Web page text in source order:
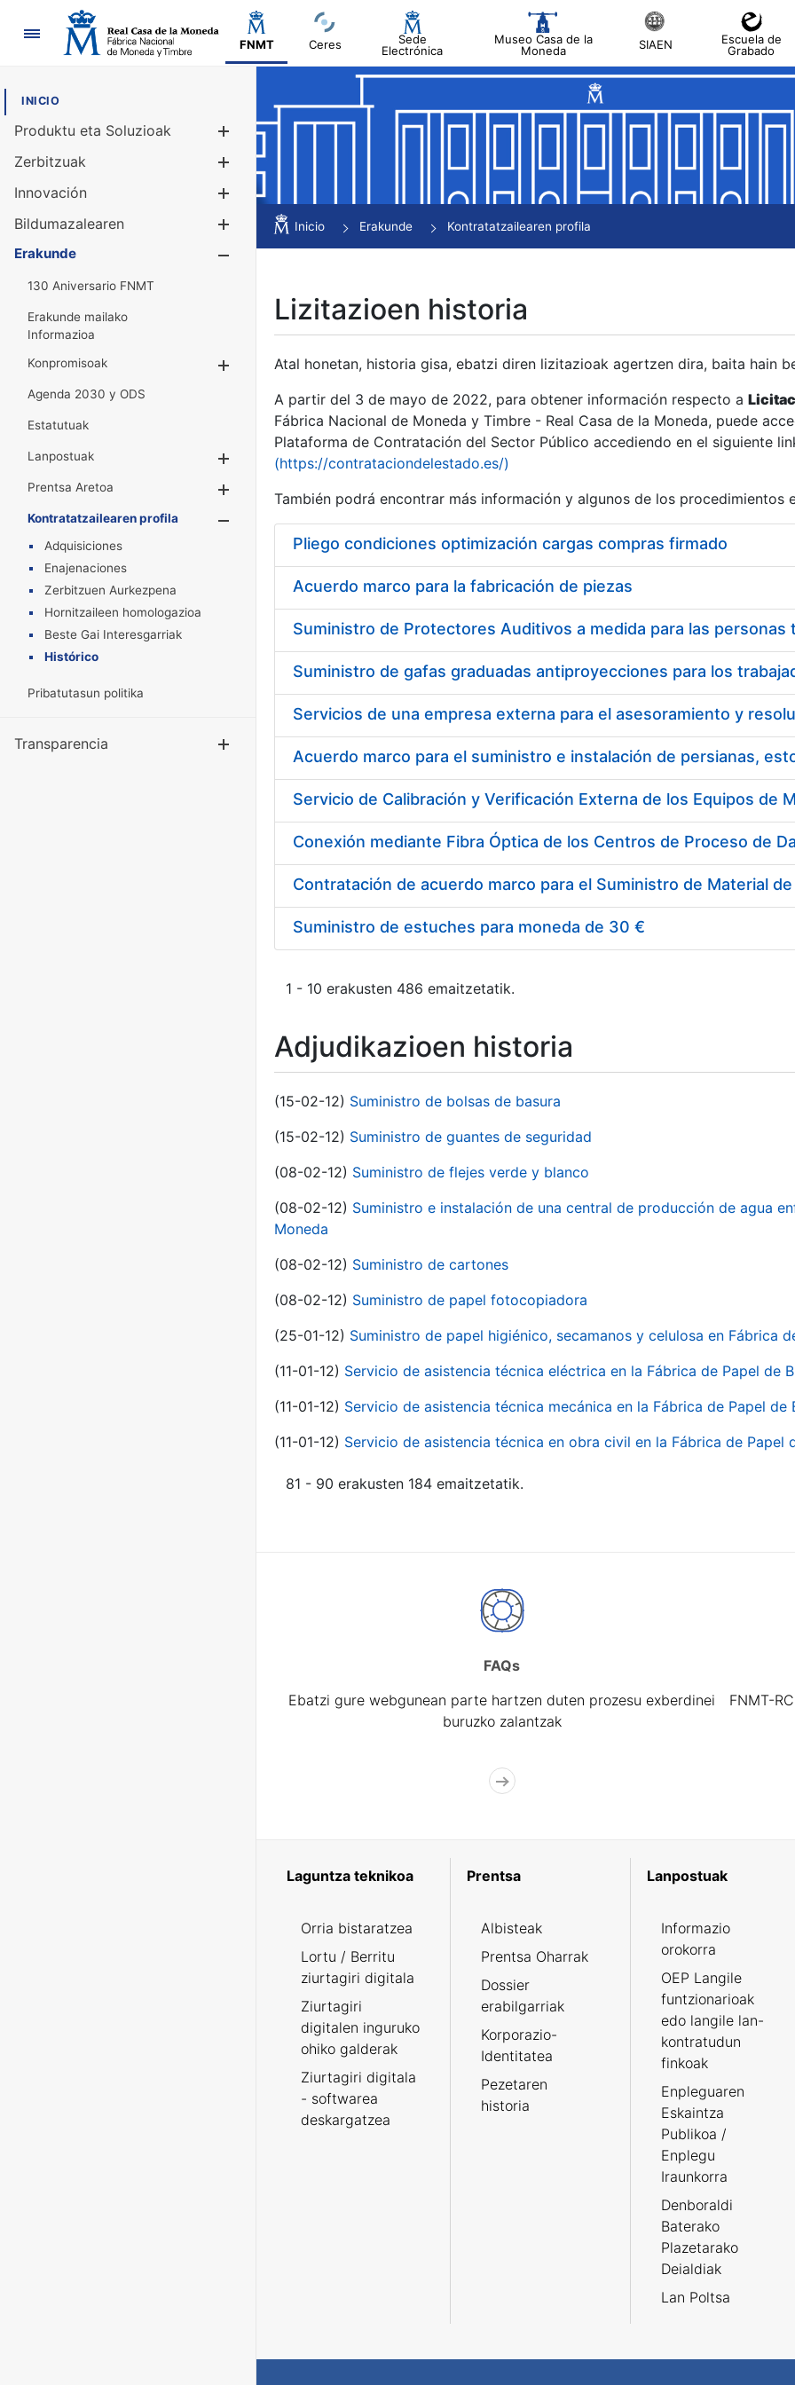
Nabigazioa
FNMT Ceres
Sede
Electrónica
Museo Casa de la
Moneda
SIAEN
Escuela de
Grabado
INICIO
Produktu eta Soluzioak
Erakutsi/Ezkutatu
Zerbitzuak
Innovación
Bildumazalearen
Erakutsi/Ezkutatu
Erakunde
130 Aniversario FNMT
Erakunde mailako
Informazioa
Konpromisoak
Erakutsi/Ezkutatu
Agenda 2030 y ODS
Estatutuak
Lanpostuak
Erakutsi/Ezkutatu
Prentsa Aretoa
Erakutsi/Ezkutatu
Kontratatzailearen profila
Erakutsi/Ezkutatu
Adquisiciones
Enajenaciones
Zerbitzuen Aurkezpena
Hornitzaileen homologazioa
Beste Gai Interesgarriak
Histórico
Pribatutasun politika
Transparencia Erakutsi/Ezkutatu
Inicio Erakunde Kontratatzailearen profila
Lizitazioen historia
Atal honetan, historia gisa, ebatzi diren lizitazioak agertzen dira, baita hain
A partir del 3 de mayo de 2022, para obtener información respecto a
Fábrica Nacional de Moneda y Timbre - Real Casa de la Moneda, puede
Plataforma de Contratación del Sector Público accediendo en el siguiente
(https://contrataciondelestado.es/)
También podrá encontrar más información y algunos de los procedimientos
Pliego condiciones optimización cargas compras firmado
Acuerdo marco para la fabricación de piezas
Acuerdo marco para el suministro e instalación de persianas,
Suministro de estuches para moneda de 30 €
1 - 10 erakusten 486 emaitzetatik.
Adjudikazioen historia
(15-02-12) Suministro de bolsas de basura
(15-02-12) Suministro de guantes de seguridad
(08-02-12) Suministro de flejes verde y blanco
(08-02-12) Suministro e instalación de una central de producción de agua
Moneda
(08-02-12) Suministro de cartones
(08-02-12) Suministro de papel fotocopiadora
(25-01-12) Suministro de papel higiénico, secamanos y celulosa en Fábrica
(11-01-12) Servicio de asistencia técnica eléctrica en la Fábrica de Papel de
(11-01-12) Servicio de asistencia técnica mecánica en la Fábrica de Papel de
(11-01-12) Servicio de asistencia técnica en obra civil en la Fábrica de Papel
81 - 90 erakusten 184 emaitzetatik.
FAQs
Ebatzi gure webgunean parte hartzen duten prozesu exberdinei
buruzko zalantzak
FNMT-
Laguntza teknikoa
Orria bistaratzea
Lortu / Berritu
ziurtagiri digitala
Ziurtagiri
digitalen inguruko
ohiko galderak
Ziurtagiri digitala
- softwarea
deskargatzea
Prentsa
Albisteak
Prentsa Oharrak
Dossier
erabilgarriak
Korporazio-
Identitatea
Pezetaren
historia
Lanpostuak
Informazio
orokorra
OEP Langile
funtzionarioak
edo langile lan-
kontratudun
finkoak
Enpleguaren
Eskaintza
Publikoa /
Enplegu
Iraunkorra
Denboraldi
Baterako
Plazetarako
Deialdiak
Lan Poltsa